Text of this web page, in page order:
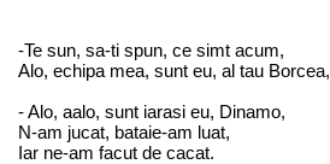
-Te sun, sa-ti spun, ce simt acum,
Alo, echipa mea, sunt eu, al tau Borcea,
- Alo, aalo, sunt iarasi eu, Dinamo,
N-am jucat, bataie-am luat,
Iar ne-am facut de cacat.